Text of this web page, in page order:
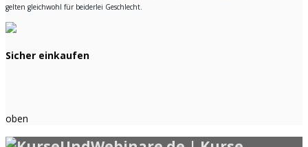
gelten gleichwohl für beiderlei Geschlecht.
Sicher einkaufen
oben